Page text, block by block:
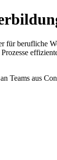
für
Teams aus